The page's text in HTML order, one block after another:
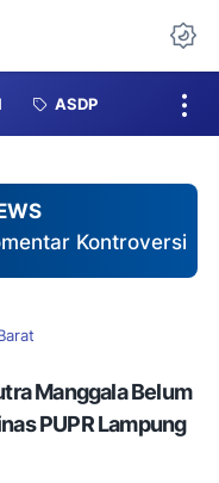
ASDP
Nakes Terhadap
Manggala Belum
PUPR Lampung